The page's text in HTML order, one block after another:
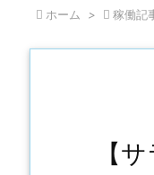
 ホーム >  稼働記
【